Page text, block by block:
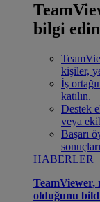
bilgi
kişiler,
İş
katılın.
Destek
veya
Başarı
HABERLER
TeamViewer,
olduğunu